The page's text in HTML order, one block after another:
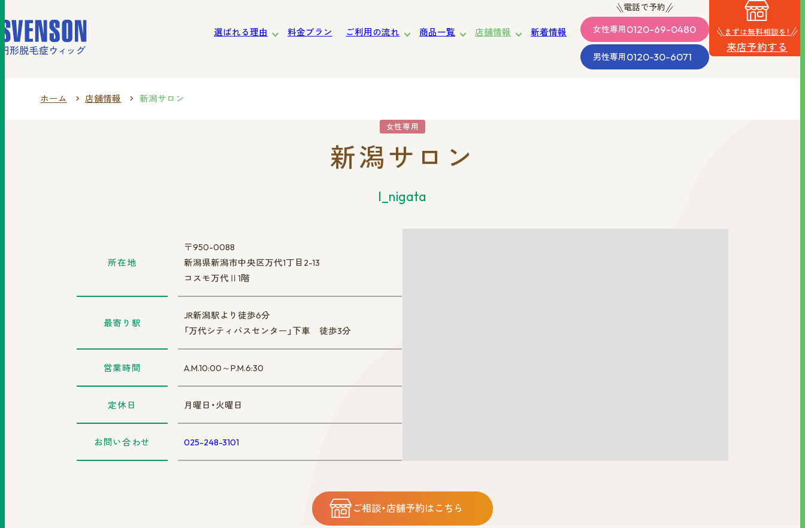
選ばれる理由
選ばれる理由
料金プラン ご利用の流れ
ご利用の流れ
商品一覧
商品一覧
店舗情報 新着情報
電話で予約
女性専用0120-69-0480
男性専用0120-30-6071
まずは無料相談を！
来店予約する
ホーム 店舗情報 新潟サロン
女性専用
新潟サロン
l_nigata
所在地
〒950-0088
新潟県新潟市中央区万代1丁目2-13
コスモ万代Ⅱ1階
最寄り駅
JR新潟駅より徒歩6分
「万代シティバスセンター」下車 徒歩3分
営業時間 A.M.10:00～P.M.6:30
定休日 月曜日・火曜日
お問い合わせ 025-248-3101
ご相談・店舗予約はこちら